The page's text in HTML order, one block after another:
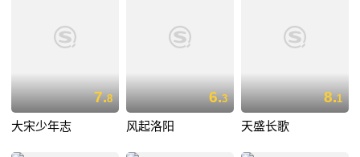
7.8
大宋少年志
6.3
风起洛阳
8.1
天盛长歌